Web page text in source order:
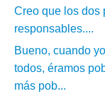
Creo que los dos
responsables....
Bueno, cuando
todos, éramos
más pob...